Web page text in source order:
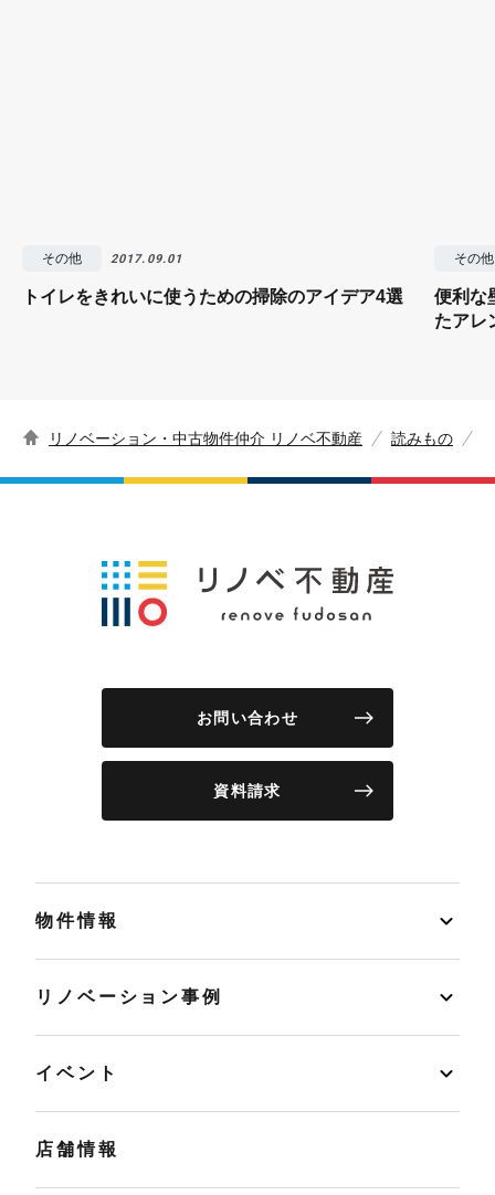
その他 2017.09.01
トイレをきれいに使うための掃除のアイデア4選
その他
便利な
たアレ
リノベーション・中古物件仲介 リノベ不動産 読みもの
お問い合わせ
資料請求
物件情報
リノベーション事例
イベント
店舗情報